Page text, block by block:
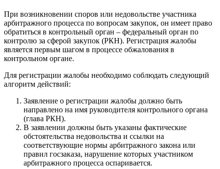
При возникновении споров или недовольстве участника
арбитражного процесса по вопросам закупок, он имеет право
обратиться в контрольный орган – федеральный орган по
контролю за сферой закупок (РКН). Регистрация жалобы
является первым шагом в процессе обжалования в
контрольном органе.
Для регистрации жалобы необходимо соблюдать следующий
алгоритм действий:
Заявление о регистрации жалобы должно быть
направлено на имя руководителя контрольного органа
(глава РКН).
В заявлении должны быть указаны фактические
обстоятельства недовольства и ссылки на
соответствующие нормы арбитражного закона или
правил госзаказа, нарушение которых участником
арбитражного процесса оспаривается.